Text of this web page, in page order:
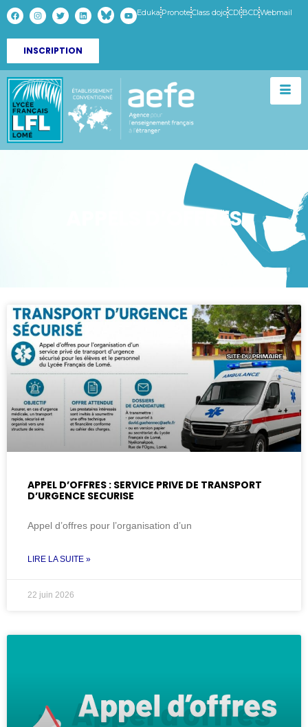
Eduka PronoteClass dojoCDI BCDWebmail
INSCRIPTION
APPELS D’OFFRES
APPEL D’OFFRES : SERVICE PRIVE DE TRANSPORT
D’URGENCE SECURISE
Appel d’offres pour l’organisation d’un
LIRE LA SUITE »
22 juin 2026